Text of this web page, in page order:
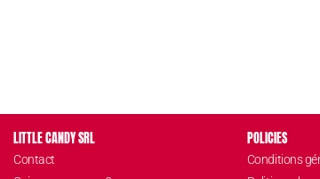
LITTLE CANDY SRL
Contact
POLICIES
Conditions